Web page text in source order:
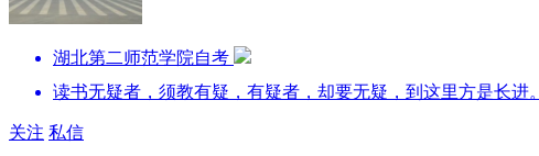
湖北第二师范学院自考
读书无疑者，须教有疑，有疑者，却要无疑，到这里方是长进。
关注 私信